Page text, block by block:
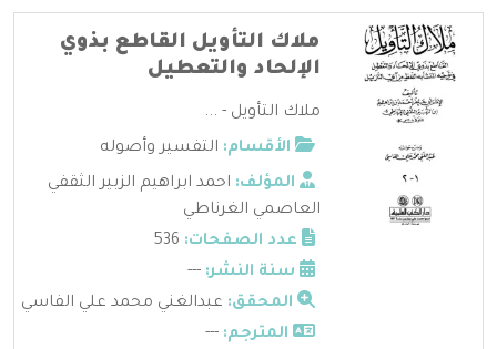
ملاك التأويل القاطع بذوي
الإلحاد والتعطيل
ملاك التأويل - ...
الأقسام: التفسير وأصوله
المؤلف: احمد ابراهيم الزبير الثقفي
العاصمي الغرناطي
عدد الصفحات:
سنة النشر: ---
المحقق: عبدالغني محمد علي الفاسي
المترجم: ---